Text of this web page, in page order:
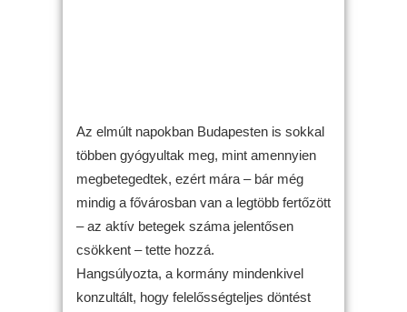
Az elmúlt napokban Budapesten is sokkal
többen gyógyultak meg, mint amennyien
megbetegedtek, ezért mára – bár még
mindig a fővárosban van a legtöbb fertőzött
– az aktív betegek száma jelentősen
csökkent – tette hozzá.
Hangsúlyozta, a kormány mindenkivel
konzultált, hogy felelősségteljes döntést